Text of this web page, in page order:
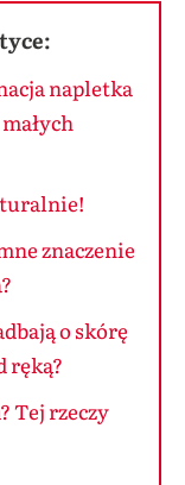
napletka
znaczenie
o skórę
ręką?
Tej rzeczy